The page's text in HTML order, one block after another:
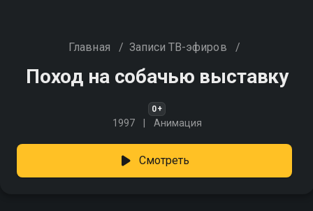
Главная / Записи ТВ-эфиров /
Поход на собачью выставку
0+
1997 Анимация
Смотреть